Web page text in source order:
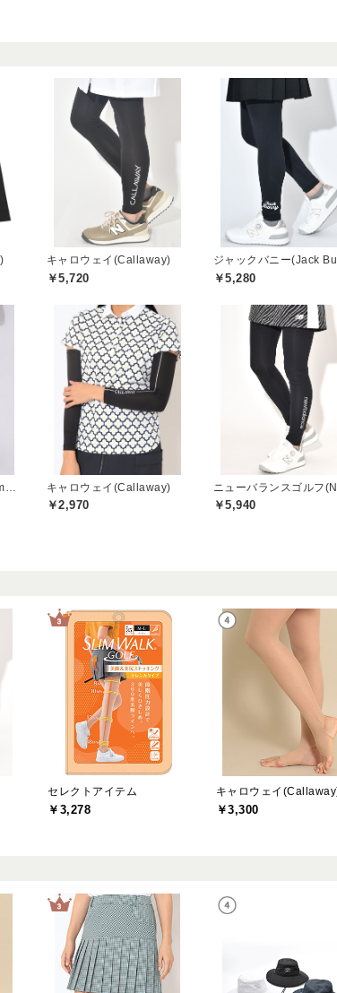
キャロウェイ(Callaway)
￥5,720 ￥5,280
キャロウェイ(Callaway)
￥2,970 ￥5,940
セレクトアイテム
￥3,278
キャロウェイ
￥3,300